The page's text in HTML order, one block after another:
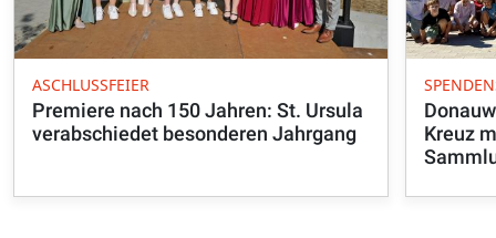
ASCHLUSSFEIER
Premiere nach 150 Jahren: St. Ursula
verabschiedet besonderen Jahrgang
Kreuz